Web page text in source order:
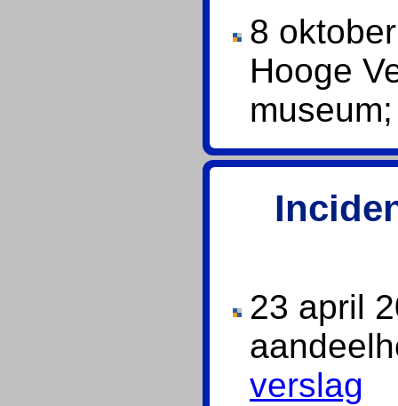
8
Hooge
23 april
verslag